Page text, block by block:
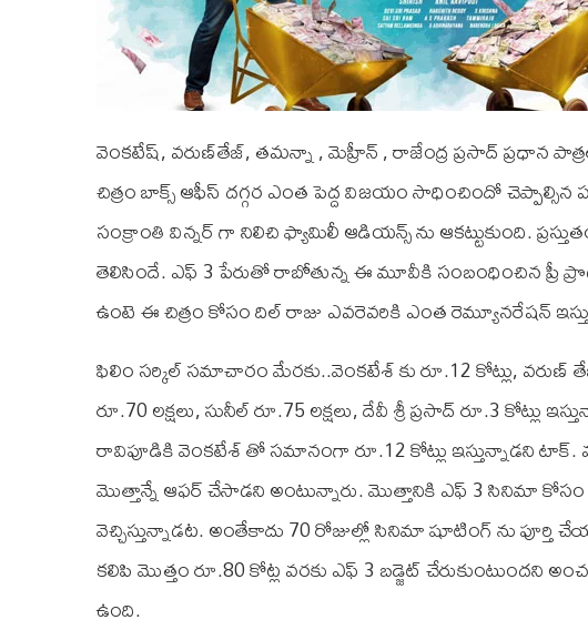
వెంకటేష్‌, వరుణ్‌తేజ్‌, తమన్నా , మెహ్రీన్ , రాజేంద్ర ప్రసాద్ ప్రధాన
చిత్రం బాక్స్ ఆఫీస్ దగ్గర ఎంత పెద్ద విజయం సాధించిందో చెప్పాల్సిన
సంక్రాంతి విన్నర్ గా నిలిచి ఫ్యామిలీ ఆడియన్స్ ను ఆకట్టుకుంది.
తెలిసిందే. ఎఫ్‌ 3 పేరుతో రాబోతున్న ఈ మూవీకి సంబంధించిన ప్రీ
ఉంటె ఈ చిత్రం కోసం దిల్ రాజు ఎవ‌రెవ‌రికి ఎంత రెమ్యూనరేషన్
ఫిలిం సర్కిల్ సమాచారం మేరకు..వెంక‌టేశ్ కు రూ.12 కోట్లు, వ‌రుణ్
రూ.70 ల‌క్ష‌లు, సునీల్ రూ.75 ల‌క్ష‌లు, దేవీ శ్రీ ప్ర‌సాద్ రూ.3 కోట్లు
రావిపూడికి వెంక‌టేశ్ తో సమానంగా రూ.12 కోట్లు ఇస్తున్నాడ‌ని టాక్.
మొత్తాన్నే ఆఫ‌ర్ చేసాడని అంటున్నారు. మొత్తానికి ఎఫ్ 3 సినిమా కోసం
వెచ్చిస్తున్నాడ‌ట‌. అంతేకాదు 70 రోజుల్లో సినిమా షూటింగ్ ను పూర్తి
క‌లిపి మొత్తం రూ.80 కోట్ల వ‌ర‌కు ఎఫ్ 3 బ‌డ్జెట్
ఉంది.